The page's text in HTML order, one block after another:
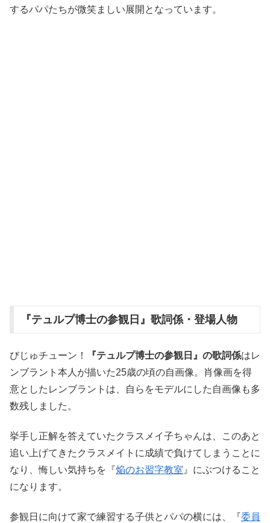
するパパたちが微笑ましい展開となっています。
『テュルプ博士の参観日』歌詞係・登場人物
びじゅチューン！ 『テュルプ博士の参観日』の歌詞係はレ
ンブラント本人が描いた25歳の頃の自画像。肖像画を得
意としたレンブラントは、自らをモデルにした自画像も多
数残しました。
挙手し正解を答えていたクラスメイ子ちゃんは、このあと
追い上げてきたクラスメイトに成績で負けてしまうことに
なり、悔しい気持ちを『焔のお習字教室 』にぶつけること
になります。
参観日に向けて家で練習する子供とパパの横には、『委員